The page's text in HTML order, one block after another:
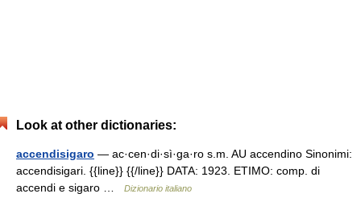
Look at other dictionaries:
accendisigaro — ac·cen·di·sì·ga·ro s.m. AU accendino Sinonimi:
accendisigari. {{line}} {{/line}} DATA: 1923. ETIMO: comp. di
accendi e sigaro …
Dizionario italiano